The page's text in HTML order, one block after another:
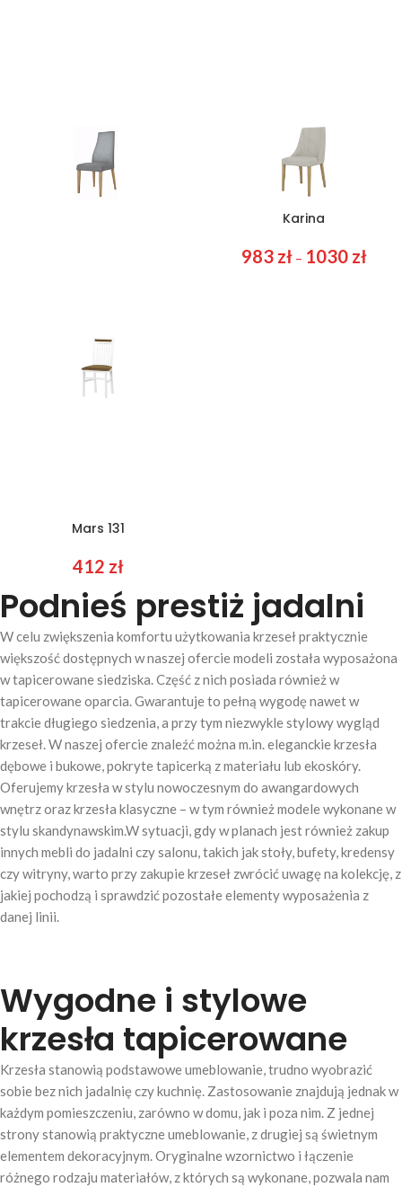
Karina
983 zł – 1030 zł
Mars 131
412 zł
Podnieś prestiż jadalni
W celu zwiększenia komfortu użytkowania krzeseł praktycznie
większość dostępnych w naszej ofercie modeli została wyposażona
w tapicerowane siedziska. Część z nich posiada również w
tapicerowane oparcia. Gwarantuje to pełną wygodę nawet w
trakcie długiego siedzenia, a przy tym niezwykle stylowy wygląd
krzeseł. W naszej ofercie znaleźć można m.in. eleganckie krzesła
dębowe i bukowe, pokryte tapicerką z materiału lub ekoskóry.
Oferujemy krzesła w stylu nowoczesnym do awangardowych
wnętrz oraz krzesła klasyczne – w tym również modele wykonane w
stylu skandynawskim.W sytuacji, gdy w planach jest również zakup
innych mebli do jadalni czy salonu, takich jak stoły, bufety, kredensy
czy witryny, warto przy zakupie krzeseł zwrócić uwagę na kolekcję, z
jakiej pochodzą i sprawdzić pozostałe elementy wyposażenia z
danej linii.
Wygodne i stylowe
krzesła tapicerowane
Krzesła stanowią podstawowe umeblowanie, trudno wyobrazić
sobie bez nich jadalnię czy kuchnię. Zastosowanie znajdują jednak w
każdym pomieszczeniu, zarówno w domu, jak i poza nim. Z jednej
strony stanowią praktyczne umeblowanie, z drugiej są świetnym
elementem dekoracyjnym. Oryginalne wzornictwo i łączenie
różnego rodzaju materiałów, z których są wykonane, pozwala nam